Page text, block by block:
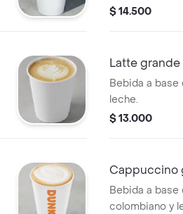
$ 14.500
Latte grande
Bebida a
leche.
$ 13.000
Cappuccino
Bebida a
colombiano y